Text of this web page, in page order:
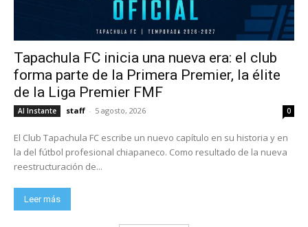
Tapachula FC inicia una nueva era: el club
forma parte de la Primera Premier, la élite
de la Liga Premier FMF
Al Instante staff - 5 agosto, 2026 0
El Club Tapachula FC escribe un nuevo capítulo en su historia y en
la del fútbol profesional chiapaneco. Como resultado de la nueva
reestructuración de...
Leer más